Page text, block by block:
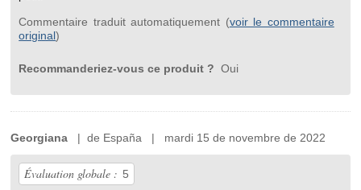
Commentaire traduit automatiquement (voir le commentaire
original)
Recommanderiez-vous ce produit ? Oui
Georgiana | de España | mardi 15 de novembre de 2022
Évaluation globale : 5